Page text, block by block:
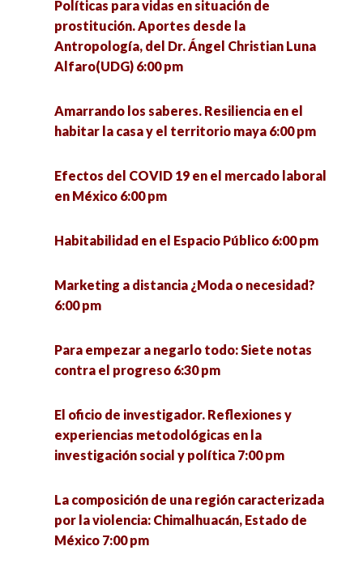
Políticas para vidas en situación de
prostitución. Aportes desde la
Antropología, del Dr. Ángel Christian Luna
Alfaro(UDG) 6:00 pm
Amarrando los saberes. Resiliencia en el
habitar la casa y el territorio maya 6:00 pm
Efectos del COVID 19 en el mercado laboral
en México 6:00 pm
Habitabilidad en el Espacio Público 6:00 pm
Marketing a distancia ¿Moda o necesidad?
6:00 pm
Para empezar a negarlo todo: Siete notas
contra el progreso 6:30 pm
El oficio de investigador. Reflexiones y
experiencias metodológicas en la
investigación social y política 7:00 pm
La composición de una región caracterizada
por la violencia: Chimalhuacán, Estado de
México 7:00 pm